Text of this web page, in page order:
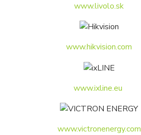
www.livolo.sk
www.hikvision.com
www.ixline.eu
www.victronenergy.com